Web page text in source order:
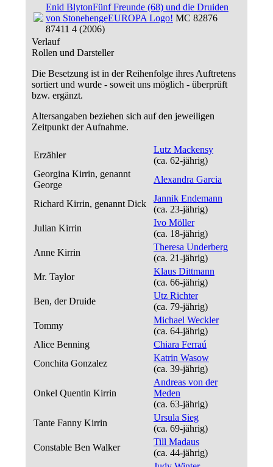
Enid BlytonFünf Freunde (68) und die Druiden
von StonehengeEUROPA Logo! MC 82876
87411 4 (2006)
Verlauf
Rollen und Darsteller
Die Besetzung ist in derReihenfolge ihres Auftretens
sortiert und wurde - soweit uns möglich - überprüft
bzw. ergänzt.
Altersangaben beziehen sich auf den jeweiligen
Zeitpunkt der Aufnahme.
Erzähler
Lutz Mackensy
(ca. 62‑jährig)
Georgina Kirrin, genannt
George
Alexandra Garcia
Richard Kirrin, genannt Dick
Jannik Endemann
(ca. 23‑jährig)
Julian Kirrin
Ivo Möller
(ca. 18‑jährig)
Anne Kirrin
Theresa Underberg
(ca. 21‑jährig)
Mr. Taylor
Klaus Dittmann
(ca. 66‑jährig)
Ben, der Druide
Utz Richter
(ca. 79‑jährig)
Tommy
Michael Weckler
(ca. 64‑jährig)
Alice Benning
Chiara Ferraú
Conchita Gonzalez
Katrin Wasow
(ca. 39‑jährig)
Onkel Quentin Kirrin
Andreas von der
Meden
(ca. 63‑jährig)
Tante Fanny Kirrin
Ursula Sieg
(ca. 69‑jährig)
Constable Ben Walker
Till Madaus
(ca. 44‑jährig)